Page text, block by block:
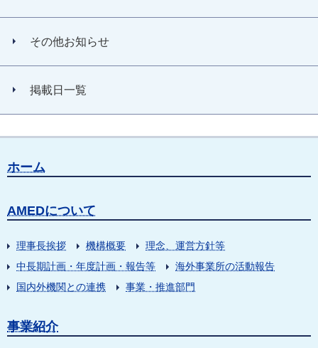
その他お知らせ
掲載日一覧
ホーム
AMEDについて
理事長挨拶 機構概要
理念、運営方針等
中長期計画・年度計画・報告等
海外事業所の活動報告
国内外機関との連携
事業・推進部門
事業紹介